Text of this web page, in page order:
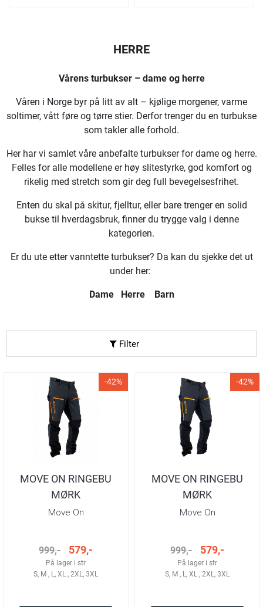
HERRE
Vårens turbukser – dame og herre
Våren i Norge byr på litt av alt – kjølige morgener, varme
soltimer, vått føre og tørre stier. Derfor trenger du en turbukse
som takler alle forhold.
Her har vi samlet våre anbefalte turbukser for dame og herre.
Felles for alle modellene er høy slitestyrke, god komfort og
rikelig med stretch som gir deg full bevegelsesfrihet.
Enten du skal på skitur, fjelltur, eller bare trenger en solid
bukse til hverdagsbruk, finner du trygge valg i denne
kategorien.
Er du ute etter vanntette turbukser? Da kan du sjekke det ut
under her:
Dame Herre Barn
Filter
-42%
MOVE ON RINGEBU
MØRK
GRÅ/SORT/TIGER
Move On
999,- 579,-
På lager i str
S, M , L, XL , 2XL, 3XL
-42%
MOVE ON RINGEBU
MØRK
GRÅ/SORT/GOLDEN
Move On
999,- 579,-
På lager i str
S, M , L, XL , 2XL, 3XL